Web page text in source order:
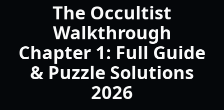
The Occultist
Walkthrough
Chapter 1: Full Guide
& Puzzle Solutions
2026